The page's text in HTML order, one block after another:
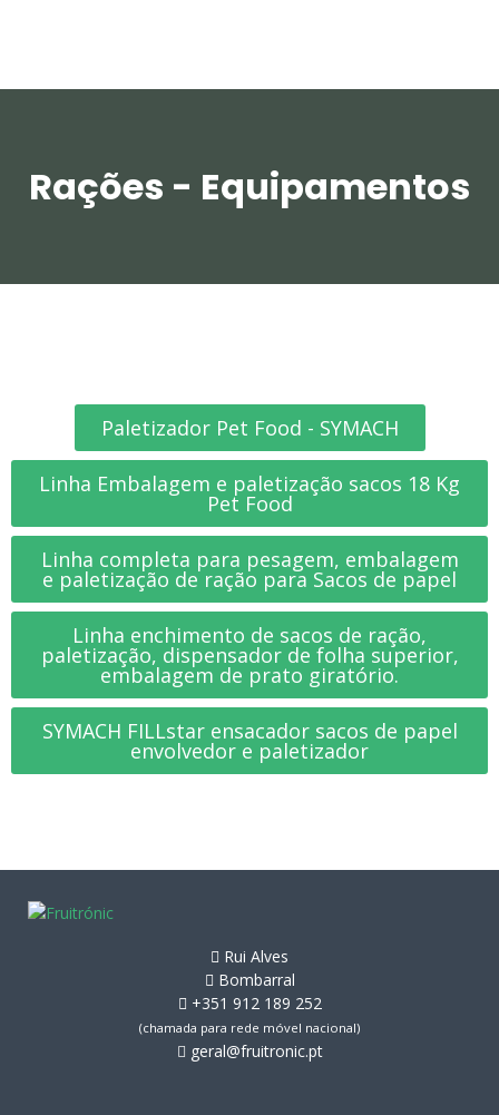
Rações - Equipamentos
Paletizador Pet Food - SYMACH
Linha Embalagem e paletização sacos 18 Kg
Pet Food
Linha completa para pesagem, embalagem
e paletização de ração para Sacos de papel
Linha enchimento de sacos de ração,
paletização, dispensador de folha superior,
embalagem de prato giratório.
SYMACH FILLstar ensacador sacos de papel
envolvedor e paletizador
Rui Alves
Bombarral
+351 912 189 252
(chamada para rede móvel nacional)
geral@fruitronic.pt